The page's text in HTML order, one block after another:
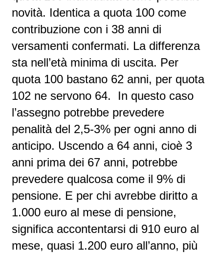
novità. Identica a quota 100 come
contribuzione con i 38 anni di
versamenti confermati. La differenza
sta nell’età minima di uscita. Per
quota 100 bastano 62 anni, per quota
102 ne servono 64. In questo caso
l’assegno potrebbe prevedere
penalità del 2,5-3% per ogni anno di
anticipo. Uscendo a 64 anni, cioè 3
anni prima dei 67 anni, potrebbe
prevedere qualcosa come il 9% di
pensione. E per chi avrebbe diritto a
1.000 euro al mese di pensione,
significa accontentarsi di 910 euro al
mese, quasi 1.200 euro all’anno, più